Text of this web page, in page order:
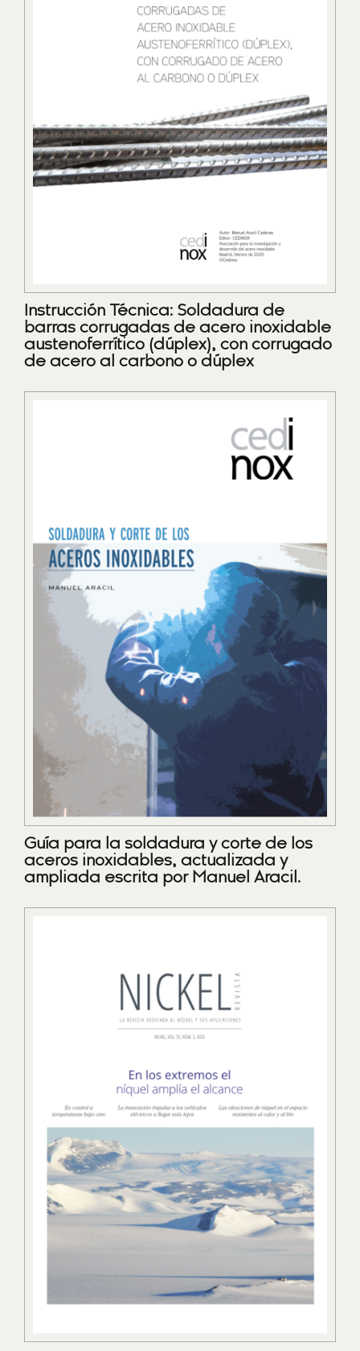
Instrucción Técnica: Soldadura de
barras corrugadas de acero inoxidable
austenoferrítico (dúplex), con corrugado
de acero al carbono o dúplex
Guía para la soldadura y corte de los
aceros inoxidables, actualizada y
ampliada escrita por Manuel Aracil.